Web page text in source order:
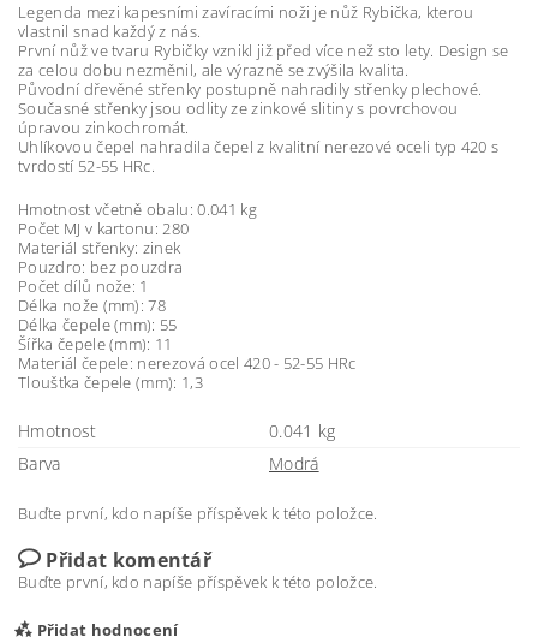
Legenda mezi kapesními zavíracími noži je nůž Rybička, kterou
vlastnil snad každý z nás.
První nůž ve tvaru Rybičky vznikl již před více než sto lety. Design se
za celou dobu nezměnil, ale výrazně se zvýšila kvalita.
Původní dřevěné střenky postupně nahradily střenky plechové.
Současné střenky jsou odlity ze zinkové slitiny s povrchovou
úpravou zinkochromát.
Uhlíkovou čepel nahradila čepel z kvalitní nerezové oceli typ 420 s
tvrdostí 52-55 HRc.
Hmotnost včetně obalu: 0.041 kg
Počet MJ v kartonu: 280
Materiál střenky: zinek
Pouzdro: bez pouzdra
Počet dílů nože: 1
Délka nože (mm): 78
Délka čepele (mm): 55
Šířka čepele (mm): 11
Materiál čepele: nerezová ocel 420 - 52-55 HRc
Tloušťka čepele (mm): 1,3
Hmotnost
0.041 kg
Barva
Modrá
Buďte první, kdo napíše příspěvek k této položce.
Přidat komentář
Buďte první, kdo napíše příspěvek k této položce.
Přidat hodnocení